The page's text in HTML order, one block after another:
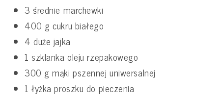
3 średnie marchewki
400 g cukru białego
4 duże jajka
1 szklanka oleju rzepakowego
300 g mąki pszennej uniwersalnej
1 łyżka proszku do pieczenia